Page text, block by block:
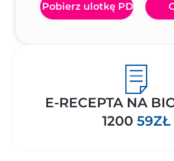
Pobierz ulotkę PDF
E-RECEPTA NA
1200 59ZŁ